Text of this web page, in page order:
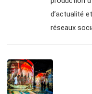
d’actualité
réseaux